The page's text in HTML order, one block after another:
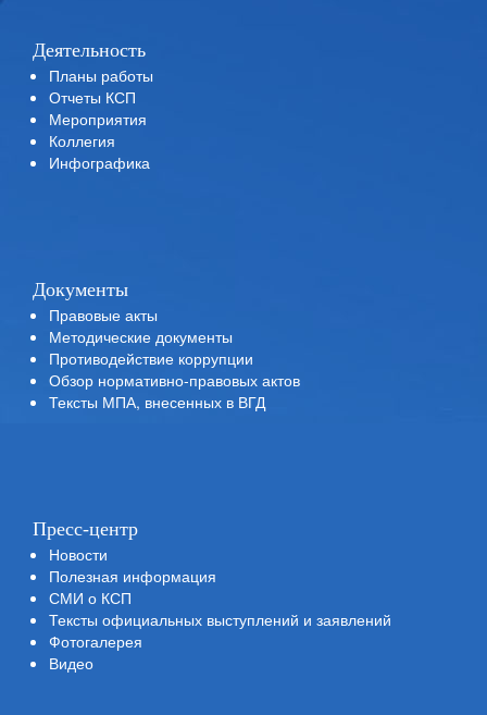
Деятельность
Планы работы
Отчеты КСП
Мероприятия
Коллегия
Инфографика
Документы
Правовые акты
Методические документы
Противодействие коррупции
Обзор нормативно-правовых актов
Тексты МПА, внесенных в ВГД
Пресс-центр
Новости
Полезная информация
СМИ о КСП
Тексты официальных выступлений и заявлений
Фотогалерея
Видео